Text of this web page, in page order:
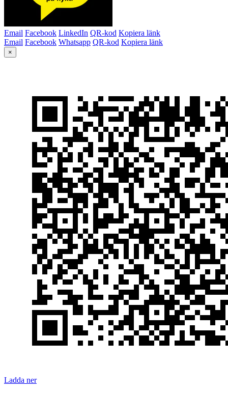
Email Facebook LinkedIn QR-kod Kopiera länk
Email Facebook Whatsapp QR-kod Kopiera länk
×
Ladda ner